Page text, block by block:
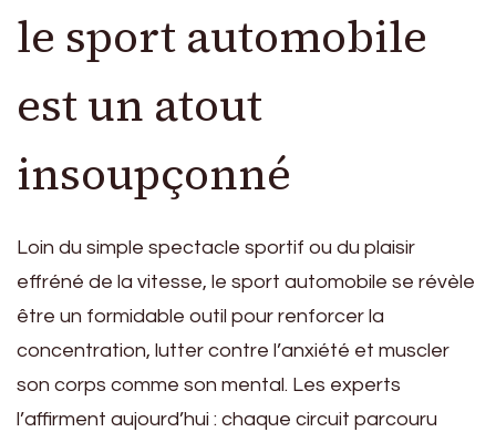
le sport automobile
est un atout
insoupçonné
Loin du simple spectacle sportif ou du plaisir
effréné de la vitesse, le sport automobile se révèle
être un formidable outil pour renforcer la
concentration, lutter contre l’anxiété et muscler
son corps comme son mental. Les experts
l’affirment aujourd’hui : chaque circuit parcouru